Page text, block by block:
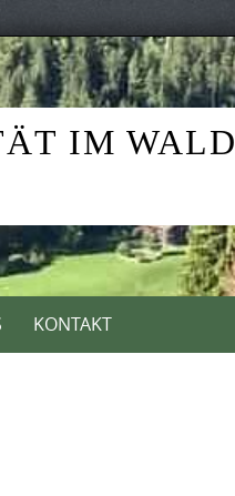
IM WALD
KONTAKT